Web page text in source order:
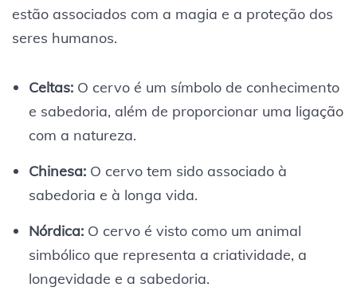
estão associados com a magia e a proteção dos
seres humanos.
Celtas:O cervo é um símbolo de conhecimento
e sabedoria, além de proporcionar uma ligação
com a natureza.
Chinesa:O cervo tem sido associado à
sabedoria e à longa vida.
Nórdica:O cervo é visto como um animal
simbólico que representa a criatividade, a
longevidade e a sabedoria.